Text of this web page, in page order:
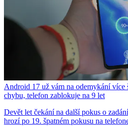
Android 17 už vám na odemykání více
chybu, telefon zablokuje na 9 let
Devět let čekání na další pokus o
hrozí po 19. špatném pokusu na